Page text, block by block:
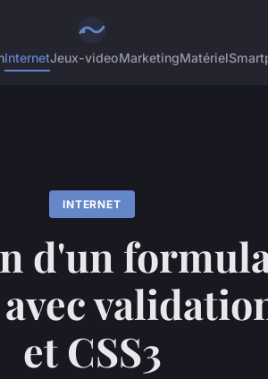
InternetJeux-videoMarketingMatériel
INTERNET
d'un
et CSS3